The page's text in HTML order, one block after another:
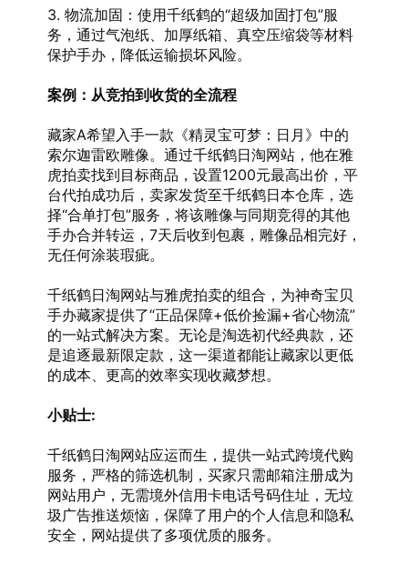
3. 物流加固：使用千纸鹤的“超级加固打包”服
务，通过气泡纸、加厚纸箱、真空压缩袋等材料
保护手办，降低运输损坏风险。
案例：从竞拍到收货的全流程
藏家A希望入手一款《精灵宝可梦：日月》中的
索尔迦雷欧雕像。通过千纸鹤日淘网站，他在雅
虎拍卖找到目标商品，设置1200元最高出价，平
台代拍成功后，卖家发货至千纸鹤日本仓库，选
择“合单打包”服务，将该雕像与同期竞得的其他
手办合并转运，7天后收到包裹，雕像品相完好，
无任何涂装瑕疵。
千纸鹤日淘网站与雅虎拍卖的组合，为神奇宝贝
手办藏家提供了“正品保障+低价捡漏+省心物流”
的一站式解决方案。无论是淘选初代经典款，还
是追逐最新限定款，这一渠道都能让藏家以更低
的成本、更高的效率实现收藏梦想。
小贴士:
千纸鹤日淘网站应运而生，提供一站式跨境代购
服务，严格的筛选机制，买家只需邮箱注册成为
网站用户，无需境外信用卡电话号码住址，无垃
圾广告推送烦恼，保障了用户的个人信息和隐私
安全，网站提供了多项优质的服务。